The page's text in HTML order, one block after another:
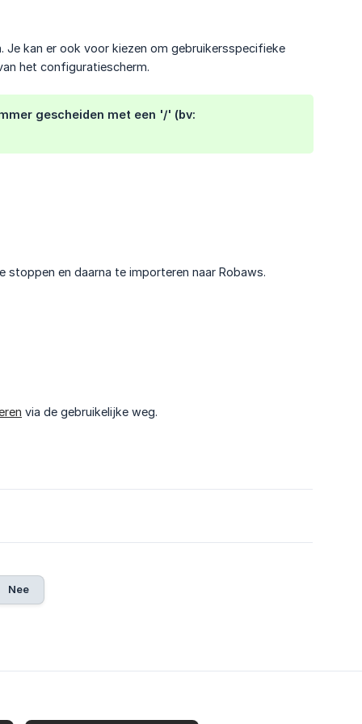
Je kan er ook voor kiezen om gebruikersspecifieke
het configuratiescherm.
gescheiden met een '/' (bv:
stoppen en daarna te importeren naar Robaws.
via de gebruikelijke weg.
Nee